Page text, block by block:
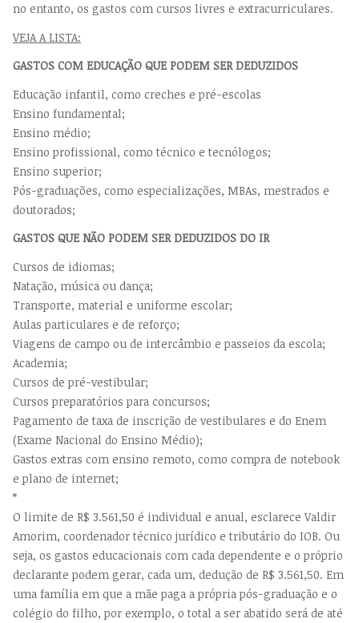
no entanto, os gastos com cursos livres e extracurriculares.
VEJA A LISTA:
GASTOS COM EDUCAÇÃO QUE PODEM SER DEDUZIDOS
Educação infantil, como creches e pré-escolas
Ensino fundamental;
Ensino médio;
Ensino profissional, como técnico e tecnólogos;
Ensino superior;
Pós-graduações, como especializações, MBAs, mestrados e
doutorados;
GASTOS QUE NÃO PODEM SER DEDUZIDOS DO IR
Cursos de idiomas;
Natação, música ou dança;
Transporte, material e uniforme escolar;
Aulas particulares e de reforço;
Viagens de campo ou de intercâmbio e passeios da escola;
Academia;
Cursos de pré-vestibular;
Cursos preparatórios para concursos;
Pagamento de taxa de inscrição de vestibulares e do Enem
(Exame Nacional do Ensino Médio);
Gastos extras com ensino remoto, como compra de notebook
e plano de internet;
*
O limite de R$ 3.561,50 é individual e anual, esclarece Valdir
Amorim, coordenador técnico jurídico e tributário do IOB. Ou
seja, os gastos educacionais com cada dependente e o próprio
declarante podem gerar, cada um, dedução de R$ 3.561,50. Em
uma família em que a mãe paga a própria pós-graduação e o
colégio do filho, por exemplo, o total a ser abatido será de até